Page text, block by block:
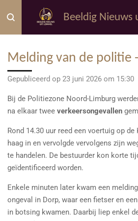
direct
naar
hoofdinhoud
Beeldig Nieuws
Melding van de politie
Gepubliceerd op 23 juni 2026 om 15:30
Bij de Politiezone Noord-Limburg
na elkaar twee verkeersongevallen
Rond 14.30 uur reed een voertuig op
haag in en vervolgde vervolgens zijn
te handelen. De bestuurder kon korte
geïdentificeerd worden.
Enkele minuten later kwam een
ongeval in Dorp, waar een fietser en
in botsing kwamen. Daarbij liep enkel